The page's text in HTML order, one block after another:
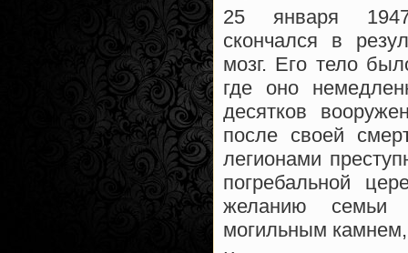
25 января
скончался в
мозг. Его тело
где оно
десятков
после своей
легионами
погребальной
желанию семьи
могильным камнем,